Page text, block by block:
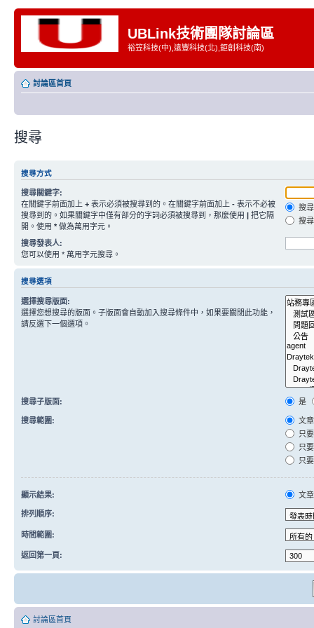
UBLink技術團隊討論區
裕笠科技(中),遠豐科技(北),鉅創科技(南)
討論區首頁
搜尋
搜尋方式
搜尋關鍵字:
在關鍵字前面加上 + 表示必須被搜尋到的。在關鍵字前面加上 - 表示不必被
搜尋到的。如果關鍵字中僅有部分的字詞必須被搜尋到，那麼使用 | 把它隔
開。使用 * 做為萬用字元。
搜
搜
搜尋發表人:
您可以使用 * 萬用字元搜尋。
搜尋選項
選擇搜尋版面:
選擇您想搜尋的版面。子版面會自動加入搜尋條件中，如果要關閉此功能，
請反選下一個選項。
搜尋子版面: 是
搜尋範圍:
文
只
只
只
顯示結果: 文章
排列順序:
時間範圍:
返回第一頁:
討論區首頁